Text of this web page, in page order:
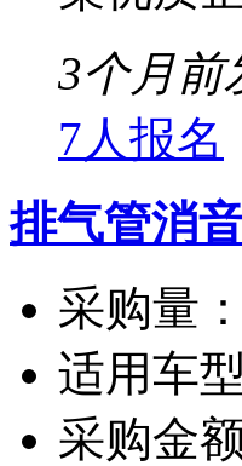
3个月前
7人报名
排气管消
采购量：
适用车型
采购金